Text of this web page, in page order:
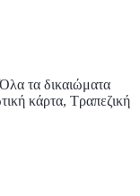
Όλα τα δικαιώματα
κάρτα, Τραπεζική